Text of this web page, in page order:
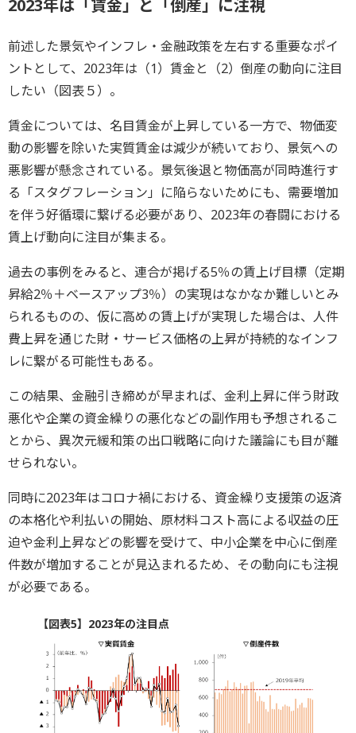
2023年は「賃金」と「倒産」に注視
前述した景気やインフレ・金融政策を左右する重要なポイ
ントとして、2023年は（1）賃金と（2）倒産の動向に注目
したい（図表５）。
賃金については、名目賃金が上昇している一方で、物価変
動の影響を除いた実質賃金は減少が続いており、景気への
悪影響が懸念されている。景気後退と物価高が同時進行す
る「スタグフレーション」に陥らないためにも、需要増加
を伴う好循環に繋げる必要があり、2023年の春闘における
賃上げ動向に注目が集まる。
過去の事例をみると、連合が掲げる5％の賃上げ目標（定期
昇給2％＋ベースアップ3％）の実現はなかなか難しいとみ
られるものの、仮に高めの賃上げが実現した場合は、人件
費上昇を通じた財・サービス価格の上昇が持続的なインフ
レに繋がる可能性もある。
この結果、金融引き締めが早まれば、金利上昇に伴う財政
悪化や企業の資金繰りの悪化などの副作用も予想されるこ
とから、異次元緩和策の出口戦略に向けた議論にも目が離
せられない。
同時に2023年はコロナ禍における、資金繰り支援策の返済
の本格化や利払いの開始、原材料コスト高による収益の圧
迫や金利上昇などの影響を受けて、中小企業を中心に倒産
件数が増加することが見込まれるため、その動向にも注視
が必要である。
【図表5】2023年の注目点